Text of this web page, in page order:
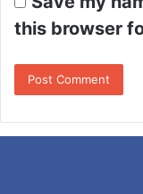
this browser